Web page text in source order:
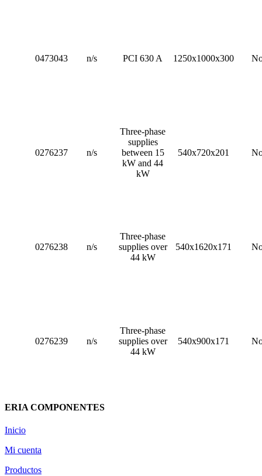
0473043 n/s PCI 630 A 1250x1000x300
0276237 n/s
Three-phase
supplies
between 15
kW and 44
kW
540x720x201
0276238 n/s
Three-phase
supplies over
44 kW
540x1620x171
0276239 n/s
Three-phase
supplies over
44 kW
540x900x171
ERIA COMPONENTES
Inicio
Mi cuenta
Productos